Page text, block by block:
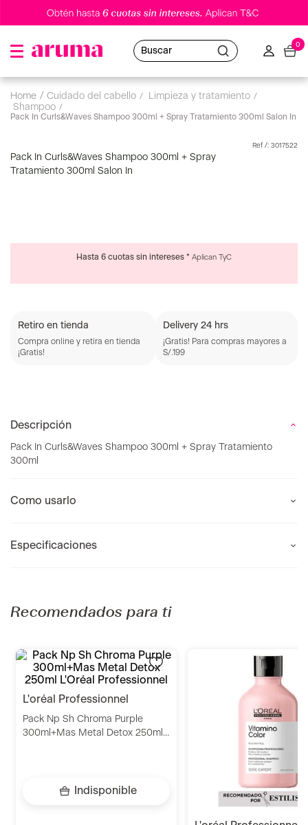
Buscar
0
cuidado del cabello
limpieza y tratamiento
shampoo
Pack In Curls&Waves Shampoo 300ml + Spray Tratamiento 300ml Salon In
: 3017522
Pack In Curls&Waves Shampoo 300ml + Spray
Tratamiento 300ml Salon In
Hasta 6 cuotas sin intereses * Aplican TyC
Retiro en tienda
Compra online y retira en tienda
¡Gratis!
Delivery 24 hrs
¡Gratis! Para compras mayores a
S/.199
Descripción
Pack In Curls&Waves Shampoo 300ml + Spray Tratamiento
300ml
Como usarlo
Especificaciones
Recomendados para ti